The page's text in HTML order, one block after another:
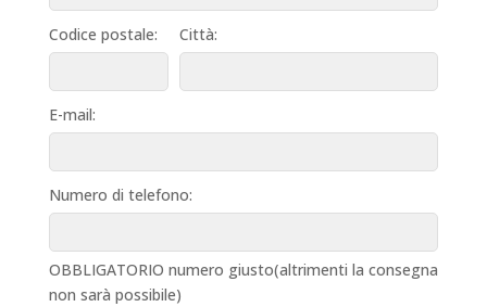
Codice postale: Città:
E-mail:
Numero di telefono:
OBBLIGATORIO numero giusto(altrimenti la consegna
non sarà possibile)